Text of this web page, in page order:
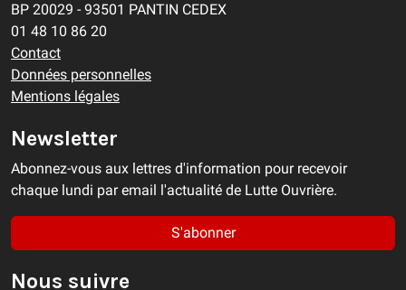
BP 20029 - 93501 PANTIN CEDEX
01 48 10 86 20
Contact
Données personnelles
Mentions légales
Newsletter
Abonnez-vous aux lettres d'information pour recevoir
chaque lundi par email l'actualité de Lutte Ouvrière.
S'abonner
Nous suivre